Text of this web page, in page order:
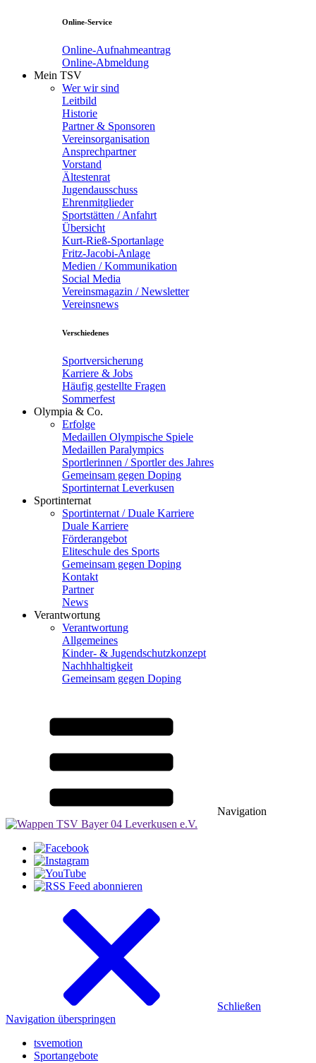
Online-Service
Online-Aufnahmeantrag
Online-Abmeldung
Mein TSV
Wer wir sind
Leitbild
Historie
Partner & Sponsoren
Vereinsorganisation
Ansprechpartner
Vorstand
Ältestenrat
Jugendausschuss
Ehrenmitglieder
Sportstätten / Anfahrt
Übersicht
Kurt-Rieß-Sportanlage
Fritz-Jacobi-Anlage
Medien / Kommunikation
Social Media
Vereinsmagazin / Newsletter
Vereinsnews
Verschiedenes
Sportversicherung
Karriere & Jobs
Häufig gestellte Fragen
Sommerfest
Olympia & Co.
Erfolge
Medaillen Olympische Spiele
Medaillen Paralympics
Sportlerinnen / Sportler des Jahres
Gemeinsam gegen Doping
Sportinternat Leverkusen
Sportinternat
Sportinternat / Duale Karriere
Duale Karriere
Förderangebot
Eliteschule des Sports
Gemeinsam gegen Doping
Kontakt
Partner
News
Verantwortung
Verantwortung
Allgemeines
Kinder- & Jugendschutzkonzept
Nachhhaltigkeit
Gemeinsam gegen Doping
Navigation
Schließen
Navigation überspringen
tsvemotion
Sportangebote